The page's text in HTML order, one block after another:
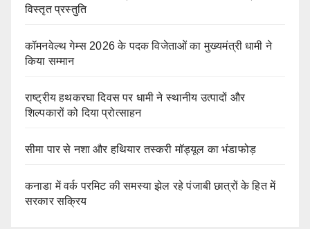
विस्तृत प्रस्तुति
कॉमनवेल्थ गेम्स 2026 के पदक विजेताओं का मुख्यमंत्री धामी ने
किया सम्मान
राष्ट्रीय हथकरघा दिवस पर धामी ने स्थानीय उत्पादों और
शिल्पकारों को दिया प्रोत्साहन
सीमा पार से नशा और हथियार तस्करी मॉड्यूल का भंडाफोड़
कनाडा में वर्क परमिट की समस्या झेल रहे पंजाबी छात्रों के हित में
सरकार सक्रिय